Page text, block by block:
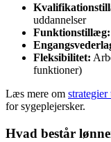
uddannelser
Funktionstillæg:
Fleksibilitet:
funktioner)
Læs mere om
for sygeplejersker.
Hvad består